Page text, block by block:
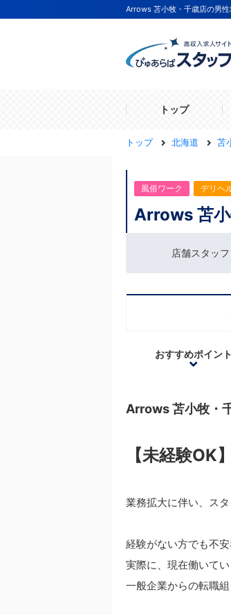
Arrows 苫小牧・千歳店の男
トップ
トップ 北海道 苫
風俗ワーク デリヘ
Arrows 苫
店舗スタッフ
おすすめポイント
Arrows 苫小牧・
【未経験OK
業務拡大に伴い、ス
経験がない方でも不
実際に、現在働いて
一般企業からの転職